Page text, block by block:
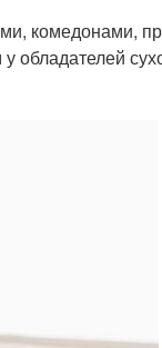
комедонами,
обладателей